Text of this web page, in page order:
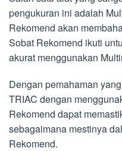
pengukuran ini adalah
Rekomend akan
Sobat Rekomend ikuti
akurat menggunakan
Dengan pemahaman
TRIAC dengan
Rekomend dapat
sebagaimana mestinya
Rekomend.